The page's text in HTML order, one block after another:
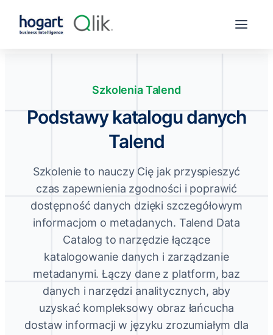
Szkolenia Talend
Podstawy katalogu danych
Talend
Szkolenie to nauczy Cię jak przyspieszyć
czas zapewnienia zgodności i poprawić
dostępność danych dzięki szczegółowym
informacjom o metadanych. Talend Data
Catalog to narzędzie łączące
katalogowanie danych i zarządzanie
metadanymi. Łączy dane z platform, baz
danych i narzędzi analitycznych, aby
uzyskać kompleksowy obraz łańcucha
dostaw informacji w języku zrozumiałym dla